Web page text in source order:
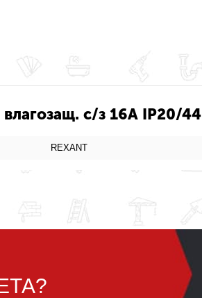
с/з 16А IP20/
REXANT